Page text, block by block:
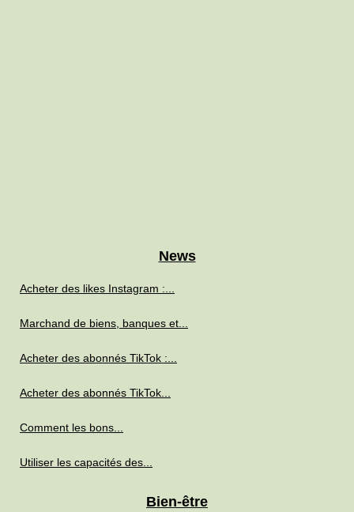
News
Acheter des likes Instagram :...
Marchand de biens, banques et...
Acheter des abonnés TikTok :...
Acheter des abonnés TikTok...
Comment les bons...
Utiliser les capacités des...
Bien-être